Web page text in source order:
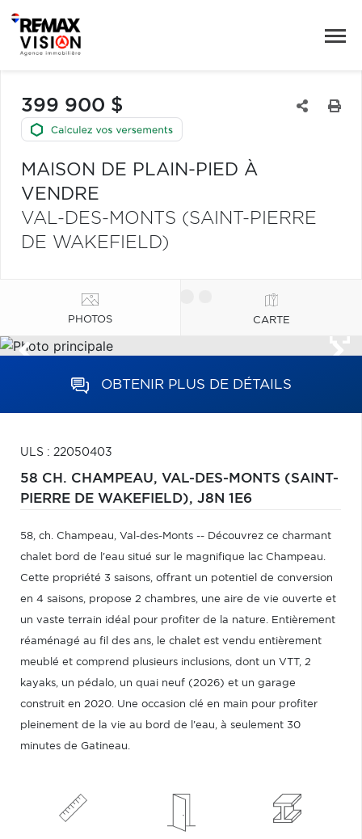
399 900 $
MAISON DE PLAIN-PIED À
VENDRE
VAL-DES-MONTS (SAINT-PIERRE
DE WAKEFIELD)
PHOTOS CARTE
OBTENIR PLUS DE DÉTAILS
ULS : 22050403
58 CH. CHAMPEAU, VAL-DES-MONTS (SAINT-
PIERRE DE WAKEFIELD), J8N 1E6
58, ch. Champeau, Val-des-Monts -- Découvrez ce charmant
chalet bord de l'eau situé sur le magnifique lac Champeau.
Cette propriété 3 saisons, offrant un potentiel de conversion
en 4 saisons, propose 2 chambres, une aire de vie ouverte et
un vaste terrain idéal pour profiter de la nature. Entièrement
réaménagé au fil des ans, le chalet est vendu entièrement
meublé et comprend plusieurs inclusions, dont un VTT, 2
kayaks, un pédalo, un quai neuf (2026) et un garage
construit en 2020. Une occasion clé en main pour profiter
pleinement de la vie au bord de l'eau, à seulement 30
minutes de Gatineau.